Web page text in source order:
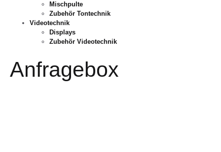
Mischpulte
Zubehör Tontechnik
Videotechnik
Displays
Zubehör Videotechnik
Anfragebox